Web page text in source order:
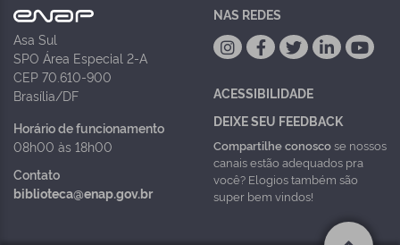
Asa Sul
SPO Área Especial 2-A
CEP 70.610-900
Brasília/DF
Horário de funcionamento
08h00 às 18h00
Contato
biblioteca@enap.gov.br
NAS REDES
ACESSIBILIDADE
DEIXE SEU FEEDBACK
Compartilhe conoscose nossos
canais estão adequados pra
você? Elogios também são
super bem vindos!